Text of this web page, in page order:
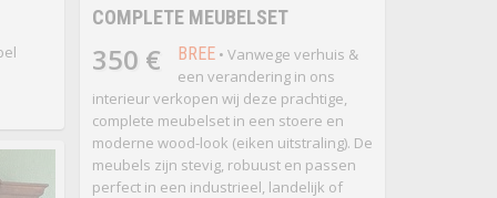
COMPLETE MEUBELSET
350 € BREE • Vanwege verhuis &
een verandering in ons
interieur verkopen wij deze prachtige,
complete meubelset in een stoere en
moderne wood-look (eiken uitstraling). De
meubels zijn stevig, robuust en passen
perfect in een industrieel, landelijk of